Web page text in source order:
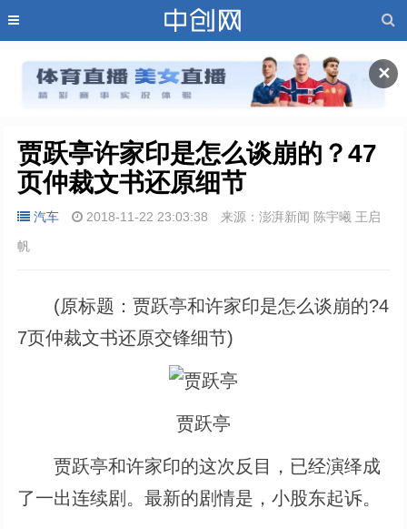
✕
贾跃亭许家印是怎么谈崩的？47
页仲裁文书还原细节
汽车 2018-11-22 23:03:38
来源：澎湃新闻 陈宇曦 王启
帆
(原标题：贾跃亭和许家印是怎么谈崩的?4
7页仲裁文书还原交锋细节)
贾跃亭
贾跃亭和许家印的这次反目，已经演绎成
了一出连续剧。最新的剧情是，小股东起诉。